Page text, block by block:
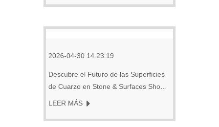
2026-04-30 14:23:19
Descubre el Futuro de las Superficies
de Cuarzo en Stone & Surfaces Show
2026, Londres
LEER MÁS